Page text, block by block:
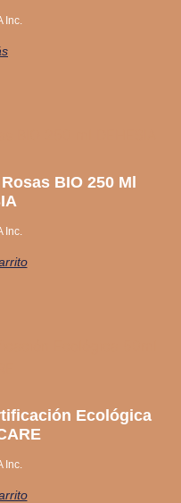
Inc.
BIO 250 Ml
Inc.
Ecológica
Inc.